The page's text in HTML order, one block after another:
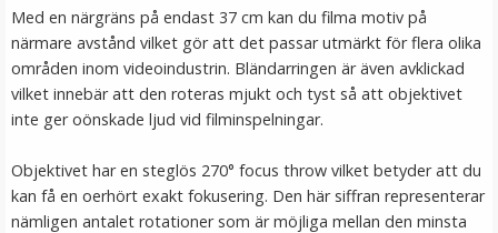
Med en närgräns på endast 37 cm kan du filma motiv på
närmare avstånd vilket gör att det passar utmärkt för flera olika
områden inom videoindustrin. Bländarringen är även avklickad
vilket innebär att den roteras mjukt och tyst så att objektivet
inte ger oönskade ljud vid filminspelningar.
Objektivet har en steglös 270° focus throw vilket betyder att du
kan få en oerhört exakt fokusering. Den här siffran representerar
nämligen antalet rotationer som är möjliga mellan den minsta